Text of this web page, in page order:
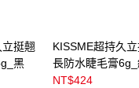
立挺翹
黑
KISSME超持久
長防水睫毛膏
黑
NT$424